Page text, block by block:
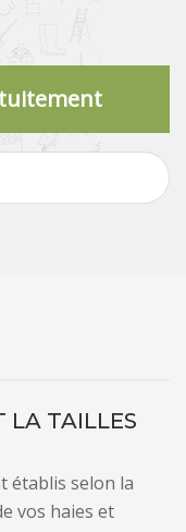
LA TAILLES
établis selon la
vos haies et